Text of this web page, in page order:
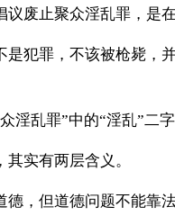
议废止聚众淫乱罪，是
是犯罪，不该被枪毙，
淫乱罪”中的“淫乱”二
实有两层含义。
但道德问题不能靠